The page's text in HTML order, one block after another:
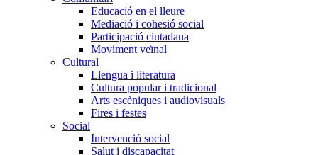
Educació en el lleure
Mediació i cohesió social
Participació ciutadana
Moviment veïnal
Cultural
Llengua i literatura
Cultura popular i tradicional
Arts escèniques i audiovisuals
Fires i festes
Social
Intervenció social
Salut i discapacitat